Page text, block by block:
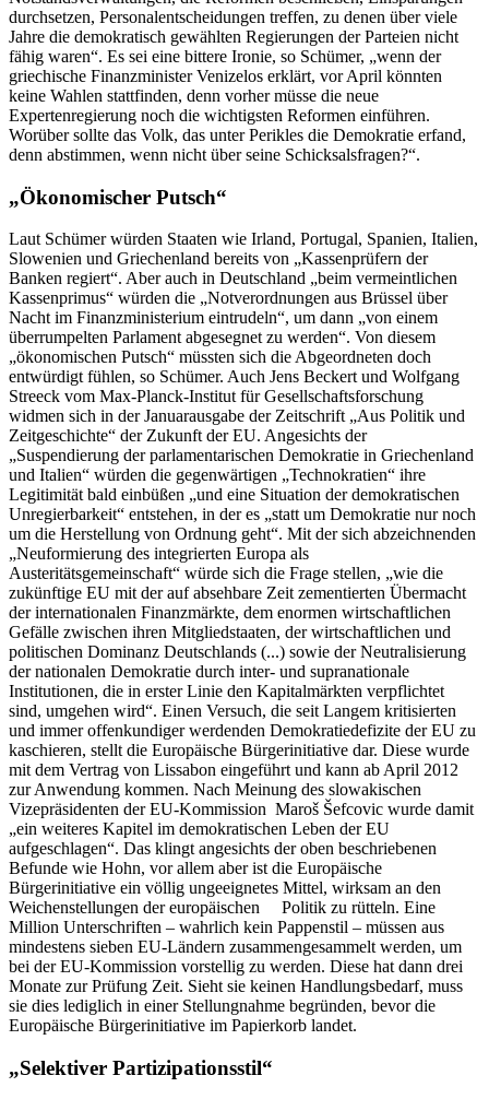
durchsetzen, Personalentscheidungen treffen, zu denen über viele
Jahre die demokratisch gewählten Regierungen der Parteien nicht
fähig waren“. Es sei eine bittere Ironie, so Schümer, „wenn der
griechische Finanzminister Venizelos erklärt, vor April könnten
keine Wahlen stattfinden, denn vorher müsse die neue
Expertenregierung noch die wichtigsten Reformen einführen.
Worüber sollte das Volk, das unter Perikles die Demokratie erfand,
denn abstimmen, wenn nicht über seine Schicksalsfragen?“.
„Ökonomischer Putsch“
Laut Schümer würden Staaten wie Irland, Portugal, Spanien, Italien,
Slowenien und Griechenland bereits von „Kassenprüfern der
Banken regiert“. Aber auch in Deutschland „beim vermeintlichen
Kassenprimus“ würden die „Notverordnungen aus Brüssel über
Nacht im Finanzministerium eintrudeln“, um dann „von einem
überrumpelten Parlament abgesegnet zu werden“. Von diesem
„ökonomischen Putsch“ müssten sich die Abgeordneten doch
entwürdigt fühlen, so Schümer. Auch Jens Beckert und Wolfgang
Streeck vom Max-Planck-Institut für Gesellschaftsforschung
widmen sich in der Januarausgabe der Zeitschrift „Aus Politik und
Zeitgeschichte“ der Zukunft der EU. Angesichts der
„Suspendierung der parlamentarischen Demokratie in Griechenland
und Italien“ würden die gegenwärtigen „Technokratien“ ihre
Legitimität bald einbüßen „und eine Situation der demokratischen
Unregierbarkeit“ entstehen, in der es „statt um Demokratie nur noch
um die Herstellung von Ordnung geht“. Mit der sich abzeichnenden
„Neuformierung des integrierten Europa als
Austeritätsgemeinschaft“ würde sich die Frage stellen, „wie die
zukünftige EU mit der auf absehbare Zeit zementierten Übermacht
der internationalen Finanzmärkte, dem enormen wirtschaftlichen
Gefälle zwischen ihren Mitgliedstaaten, der wirtschaftlichen und
politischen Dominanz Deutschlands (...) sowie der Neutralisierung
der nationalen Demokratie durch inter- und supranationale
Institutionen, die in erster Linie den Kapitalmärkten verpflichtet
sind, umgehen wird“. Einen Versuch, die seit Langem kritisierten
und immer offenkundiger werdenden Demokratiedefizite der EU zu
kaschieren, stellt die Europäische Bürgerinitiative dar. Diese wurde
mit dem Vertrag von Lissabon eingeführt und kann ab April 2012
zur Anwendung kommen. Nach Meinung des slowakischen
Vizepräsidenten der EU-Kommission Maroš Šefcovic wurde damit
„ein weiteres Kapitel im demokratischen Leben der EU
aufgeschlagen“. Das klingt angesichts der oben beschriebenen
Befunde wie Hohn, vor allem aber ist die Europäische
Bürgerinitiative ein völlig ungeeignetes Mittel, wirksam an den
Weichenstellungen der europäischen Politik zu rütteln. Eine
Million Unterschriften – wahrlich kein Pappenstil – müssen aus
mindestens sieben EU-Ländern zusammengesammelt werden, um
bei der EU-Kommission vorstellig zu werden. Diese hat dann drei
Monate zur Prüfung Zeit. Sieht sie keinen Handlungsbedarf, muss
sie dies lediglich in einer Stellungnahme begründen, bevor die
Europäische Bürgerinitiative im Papierkorb landet.
„Selektiver Partizipationsstil“